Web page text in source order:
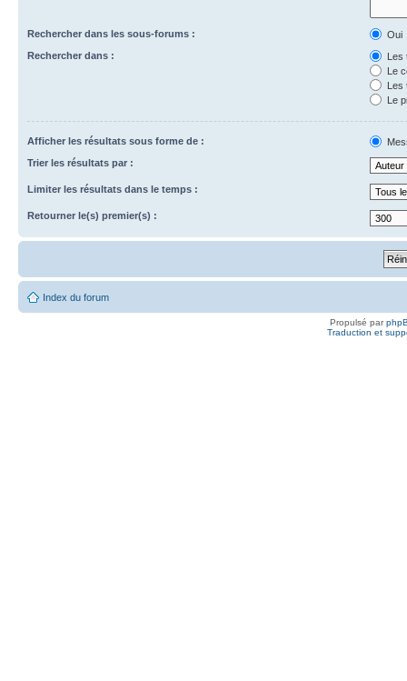
Rechercher dans les sous-forums :
Oui
Rechercher dans :
Les
Le
Les
Le
Afficher les résultats sous forme de :
Trier les résultats par :
Limiter les résultats dans le temps :
Retourner le(s) premier(s) :
Index du forum
Propulsé par
Traduction et